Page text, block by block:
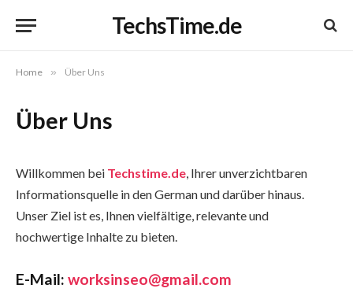
TechsTime.de
Home » Über Uns
Über Uns
Willkommen bei Techstime.de, Ihrer unverzichtbaren
Informationsquelle in den German und darüber hinaus.
Unser Ziel ist es, Ihnen vielfältige, relevante und
hochwertige Inhalte zu bieten.
E-Mail: worksinseo@gmail.com